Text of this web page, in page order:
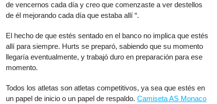
de vencernos cada día y creo que comenzaste a ver destellos
de él mejorando cada día que estaba allí “.
El hecho de que estés sentado en el banco no implica que estés
allí para siempre. Hurts se preparó, sabiendo que su momento
llegaría eventualmente, y trabajó duro en preparación para ese
momento.
Todos los atletas son atletas competitivos, ya sea que estés en
un papel de inicio o un papel de respaldo. Camiseta AS Monaco